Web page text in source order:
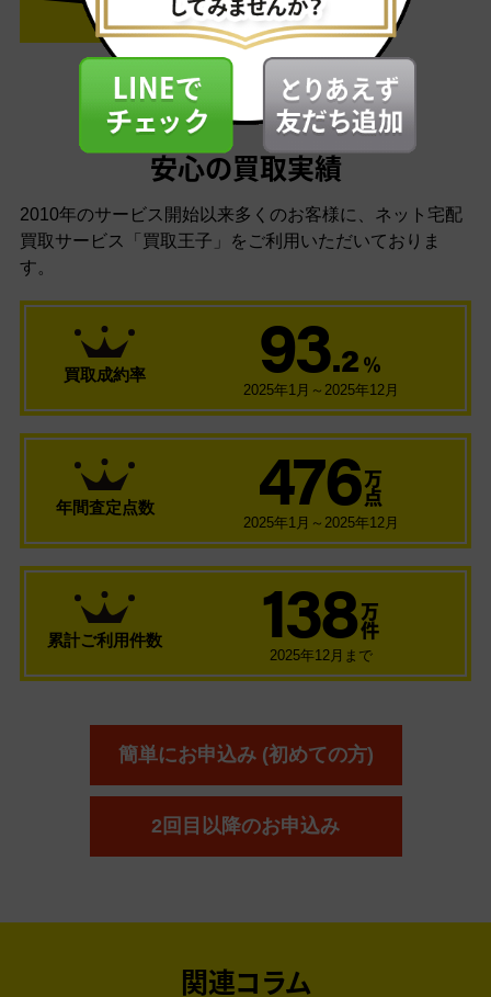
安心の買取実績
2010年のサービス開始以来多くのお客様に、 ネット宅配
買取サービス「買取王子」をご利用いただいておりま
す。
買取成約率 93.2 ％
2025年1月～2025年12月
年間査定点数 476 万
点
2025年1月～2025年12月
累計ご利用件数 138 万
件
2025年12月まで
簡単にお申込み (初めての方)
2回目以降のお申込み
関連コラム